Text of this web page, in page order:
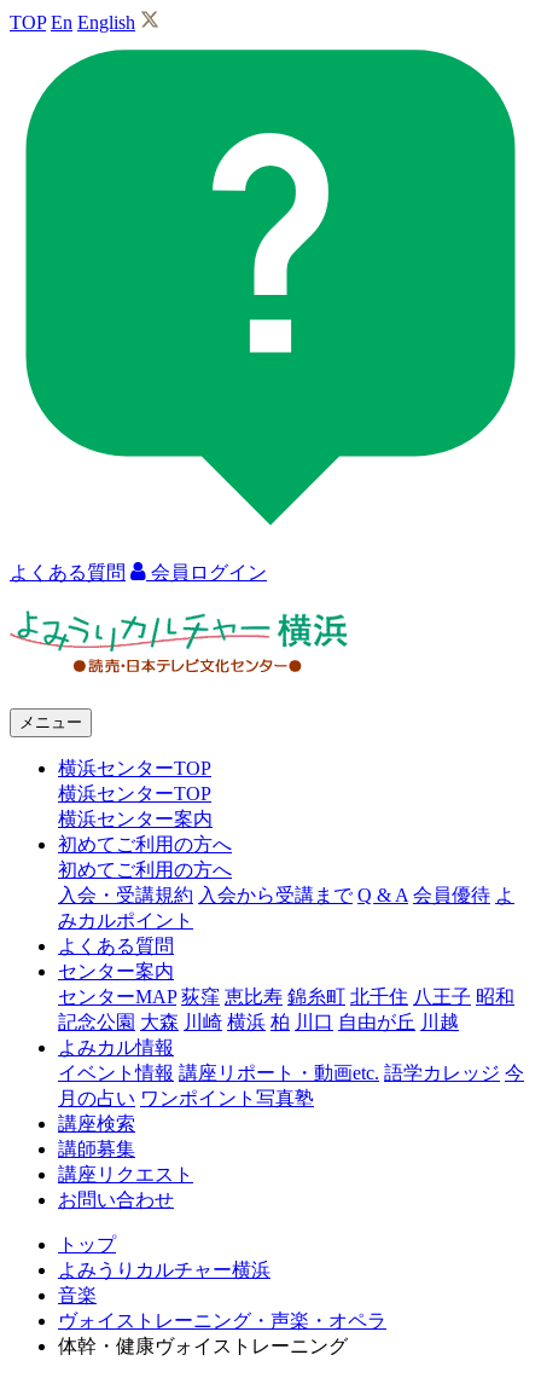
TOP En English
よくある質問 会員ログイン
ャ
浜
メニュー
横浜センターTOP
横浜センターTOP
横浜センター案内
初めてご利用の方へ
初めてご利用の方へ
入会・受講規約 入会から受講まで Q & A 会員優待 よ
みカルポイント
よくある質問
センター案内
センターMAP 荻窪 恵比寿 錦糸町 北千住 八王子 昭和
記念公園 大森 川崎 横浜 柏 川口 自由が丘 川越
よみカル情報
イベント情報 講座リポート・動画etc. 語学カレッジ 今
月の占い ワンポイント写真塾
講座検索
講師募集
講座リクエスト
お問い合わせ
トップ
よみうりカルチャー横浜
音楽
ヴォイストレーニング・声楽・オペラ
体幹・健康ヴォイストレーニング